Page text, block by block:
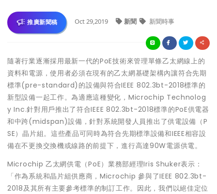
推廣新聞稿 Oct 29,2019 新聞 新聞時事
隨著行業逐漸採用最新一代的PoE技術來管理單條乙太網線上的
資料和電源，使用者必須在現有的乙太網基礎架構內讓符合先期
標準(pre-standard)的設備與符合IEEE 802.3bt-2018標準的
新型設備一起工作。為適應這種變化，Microchip Technolog
y Inc.針對用戶推出了符合IEEE 802.3bt-2018標準的PoE供電器
和中跨(midspan)設備，針對系統開發人員推出了供電設備（P
SE）晶片組。這些產品可同時為符合先期標準設備和IEEE相容設
備在不更換交換機或線路的前提下，進行高達90W電源供電。
Microchip 乙太網供電（PoE）業務部經理Iris Shuker表示：
「作為系統和晶片組供應商，Microchip 參與了IEEE 802.3bt-
2018及其所有主要參考標準的制訂工作。因此，我們以絕佳定位